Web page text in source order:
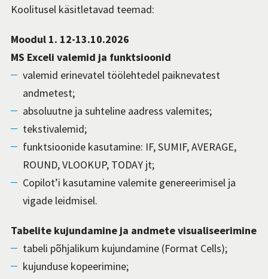
Koolitusel käsitletavad teemad:
Moodul 1. 12-13.10.2026
MS Exceli valemid ja funktsioonid
valemid erinevatel töölehtedel paiknevatest
andmetest;
absoluutne ja suhteline aadress valemites;
tekstivalemid;
funktsioonide kasutamine: IF, SUMIF, AVERAGE,
ROUND, VLOOKUP, TODAY jt;
Copilot’i kasutamine valemite genereerimisel ja
vigade leidmisel.
Tabelite kujundamine ja andmete visualisee­rimine
tabeli põhjalikum kujundamine (Format Cells);
kujunduse kopeerimine;